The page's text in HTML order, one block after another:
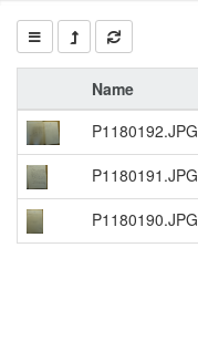
Name
P1180192.JPG
P1180191.JPG
P1180190.JPG